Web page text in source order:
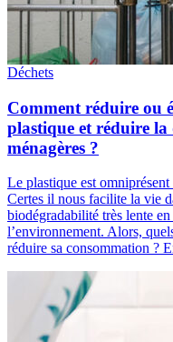
Déchets
Comment réduire ou
plastique et réduire la
ménagères ?
Le plastique est
Certes il nous facilite la vie
biodégradabilité très lente
l’environnement. Alors,
réduire sa consommation ?